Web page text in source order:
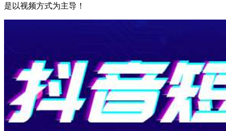
是以视频方式为主导！